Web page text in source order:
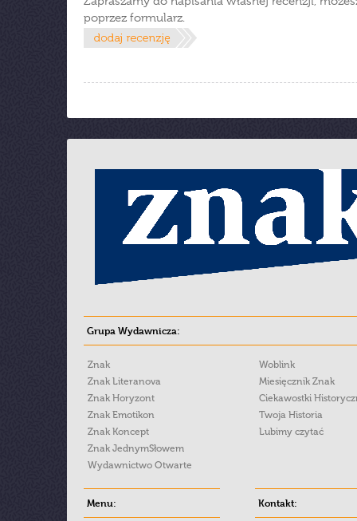
poprzez formularz.
Grupa Wydawnicza:
Znak
Znak Literanova
Znak Horyzont
Znak Emotikon
Znak Koncept
Znak JednymSłowem
Wydawnictwo Otwarte
Woblink
Miesięcznik Znak
Ciekawostki
Twoja Historia
Lubimy czytać
Menu: Kontakt: